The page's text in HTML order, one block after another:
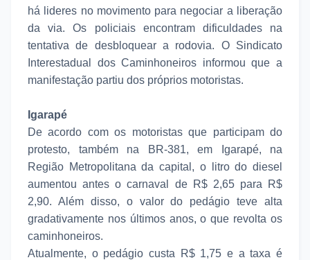
há lideres no movimento para negociar a liberação
da via. Os policiais encontram dificuldades na
tentativa de desbloquear a rodovia. O Sindicato
Interestadual dos Caminhoneiros informou que a
manifestação partiu dos próprios motoristas.
Igarapé
De acordo com os motoristas que participam do
protesto, também na BR-381, em Igarapé, na
Região Metropolitana da capital, o litro do diesel
aumentou antes o carnaval de R$ 2,65 para R$
2,90. Além disso, o valor do pedágio teve alta
gradativamente nos últimos anos, o que revolta os
caminhoneiros.
Atualmente, o pedágio custa R$ 1,75 e a taxa é